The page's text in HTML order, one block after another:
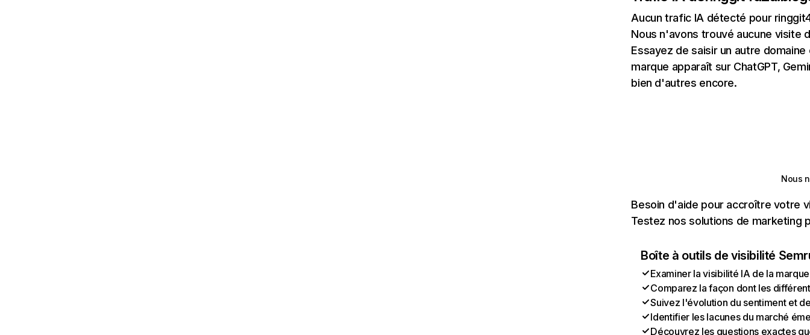
Aucun trafic IA détecté pour
Nous n'avons trouvé aucune visite
Essayez de saisir un autre
marque apparaît sur ChatGPT,
bien d'autres encore.
Nous
Besoin d'aide pour accroître votre
Testez nos solutions de marketing
Boîte à outils de visibilité
Examiner la visibilité IA de la marque
Comparez la façon dont les
Suivez l'évolution du sentiment et
Identifier les lacunes du marché
Découvrez les questions exactes